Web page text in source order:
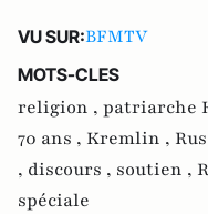
VU SUR:BFMTV
MOTS-CLES
religion , patriarche
70 ans , Kremlin ,
, discours , soutien ,
spéciale